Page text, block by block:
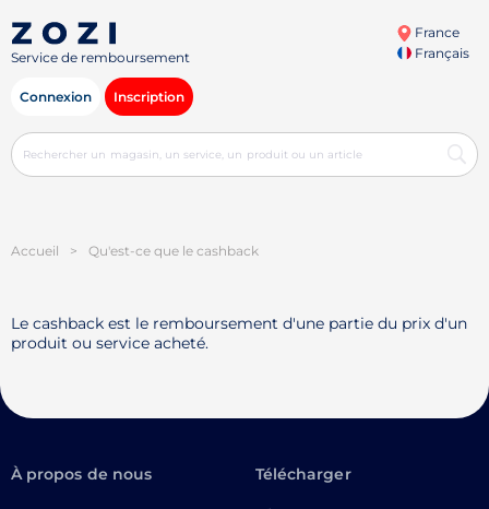
Service de remboursement
France
Français
Connexion Inscription
Accueil > Qu'est-ce que le cashback
Le cashback est le remboursement d'une partie du prix d'un
produit ou service acheté.
À propos de nous Télécharger